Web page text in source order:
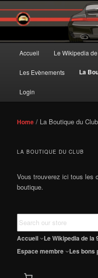
au
contenu
au
contenu
Club 996 C4S
Accueil Le Wikipedia
Les Evènements La
Login
Home / La Boutique du Club
LA BOUTIQUE DU CLUB
Vous trouverez ici tous les
boutique.
e
c
h
Accueil Le Wikipedia de la
Espace membre
Les bons